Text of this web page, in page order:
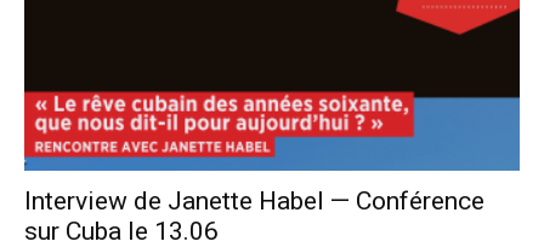
Interview de Janette Habel — Conférence
sur Cuba le 13.06